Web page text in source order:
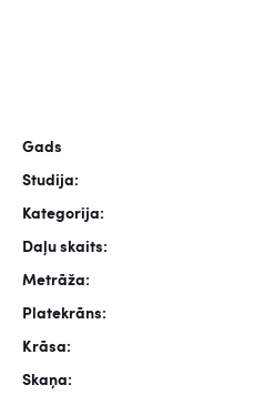
Gads
Studija:
Kategorija:
Daļu skaits:
Metrāža:
Platekrāns:
Krāsa:
Skaņa: